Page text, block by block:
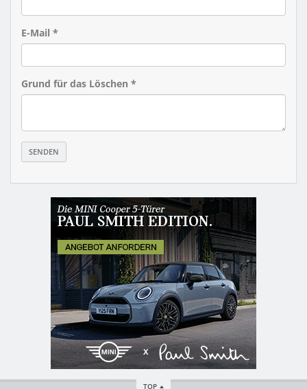
E-Mail *
Grund für das Löschen *
TOP